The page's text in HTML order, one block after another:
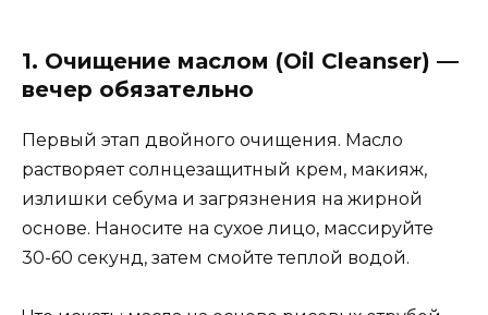
1. Очищение маслом (Oil Cleanser) —
вечер обязательно
Первый этап двойного очищения. Масло
растворяет солнцезащитный крем, макияж,
излишки себума и загрязнения на жирной
основе. Наносите на сухое лицо, массируйте
30-60 секунд, затем смойте теплой водой.